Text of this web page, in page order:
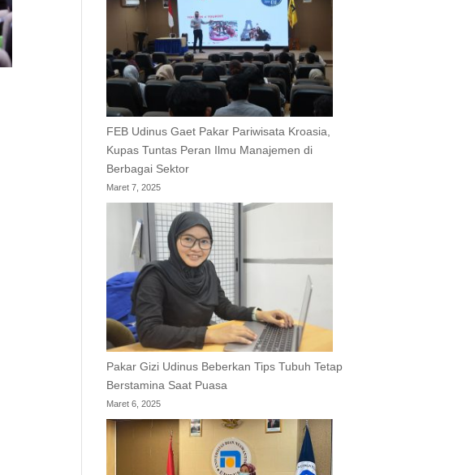
FEB Udinus Gaet Pakar Pariwisata Kroasia,
Kupas Tuntas Peran Ilmu Manajemen di
Berbagai Sektor
Maret 7, 2025
Pakar Gizi Udinus Beberkan Tips Tubuh Tetap
Berstamina Saat Puasa
Maret 6, 2025